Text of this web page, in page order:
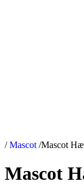
/ Mascot /Mascot
Mascot